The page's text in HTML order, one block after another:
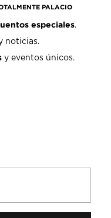
PALACIO
especiales.
noticias.
y eventos únicos.